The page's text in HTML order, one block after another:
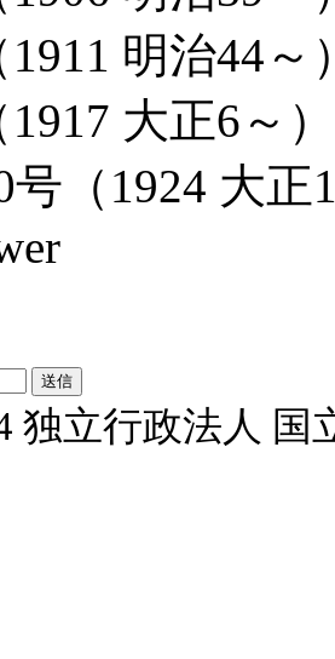
明治44～
大正6～）
号（1924 大正
独立行政法人 国